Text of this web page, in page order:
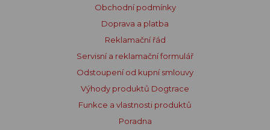
Obchodní podmínky
Doprava a platba
Reklamační řád
Servisní a reklamační formulář
Odstoupení od kupní smlouvy
Výhody produktů Dogtrace
Funkce a vlastnosti produktů
Poradna